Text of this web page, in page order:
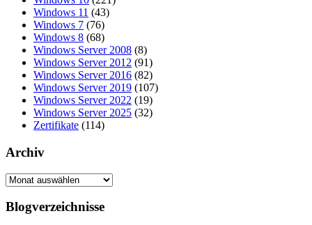
Windows 11 (43)
Windows 7 (76)
Windows 8 (68)
Windows Server 2008 (8)
Windows Server 2012 (91)
Windows Server 2016 (82)
Windows Server 2019 (107)
Windows Server 2022 (19)
Windows Server 2025 (32)
Zertifikate (114)
Archiv
Archiv
Blogverzeichnisse